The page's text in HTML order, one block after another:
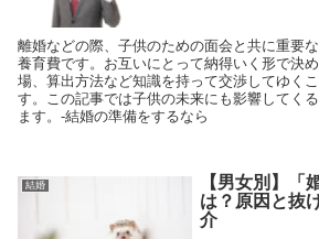
離婚などの際、子供のための面会と共に重要
養育費です。お互いにとって納得いく形で決
場、算出方法など知識を持って交渉してゆく
す。この記事では子供の未来にも影響してく
ます。-結婚の準備をするなら
結婚
【男女別】「
は？原因と抜
介